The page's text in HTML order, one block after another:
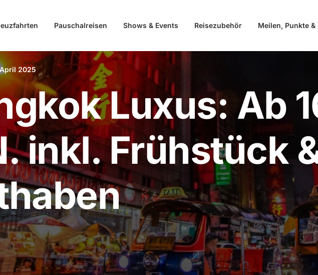
Pauschalreisen Shows & Events Reisezubehör Meilen, Punkte &
2025
Luxus: Ab
inkl. Frühstück